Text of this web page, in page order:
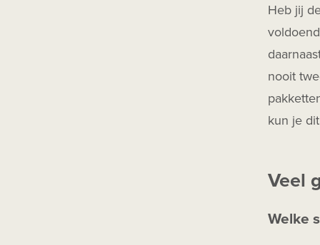
Heb jij
nooit
kun je
Veel
Welke